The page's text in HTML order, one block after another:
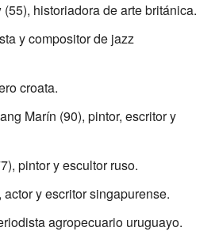
historiadora de arte británica.
y compositor de jazz
croata.
Marín (90), pintor, escritor y
pintor y escultor ruso.
y escritor singapurense.
agropecuario uruguayo.